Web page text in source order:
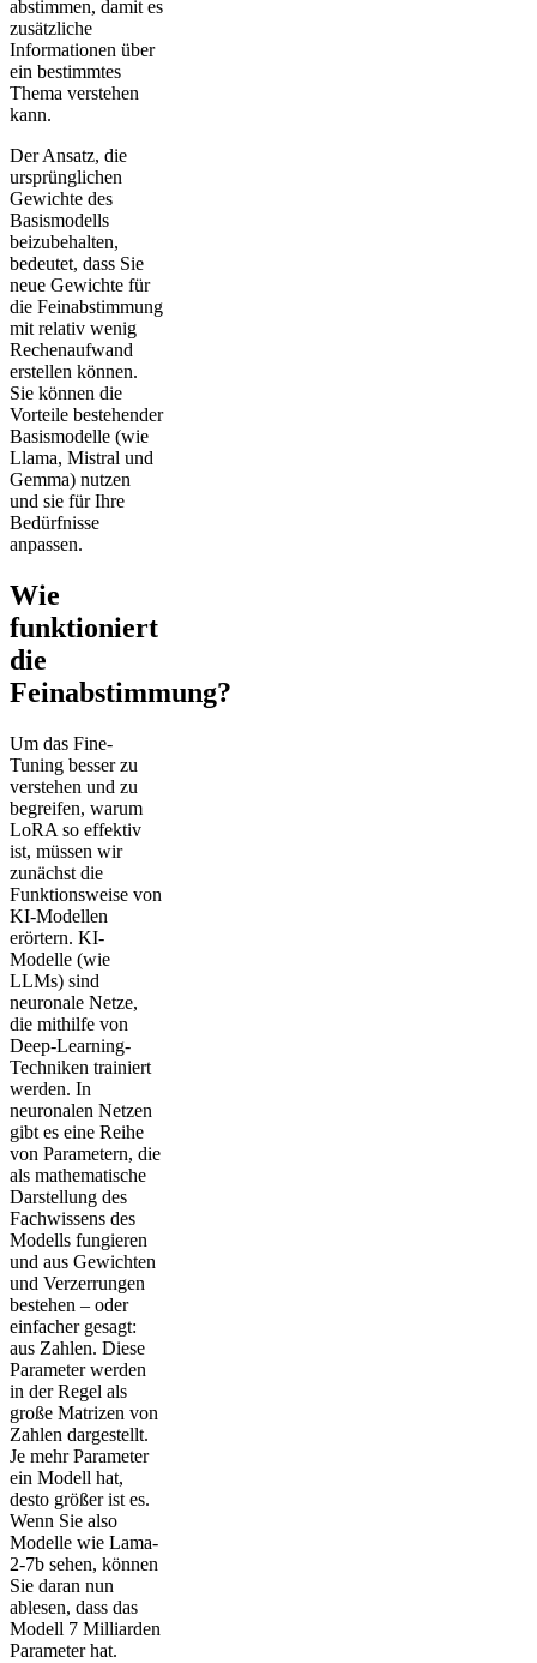
abstimmen, damit es
zusätzliche
Informationen über
ein bestimmtes
Thema verstehen
kann.
Der Ansatz, die
ursprünglichen
Gewichte des
Basismodells
beizubehalten,
bedeutet, dass Sie
neue Gewichte für
die Feinabstimmung
mit relativ wenig
Rechenaufwand
erstellen können.
Sie können die
Vorteile bestehender
Basismodelle (wie
Llama, Mistral und
Gemma) nutzen
und sie für Ihre
Bedürfnisse
anpassen.
Wie
funktioniert
die
Feinabstimmung?
Um das Fine-
Tuning besser zu
verstehen und zu
begreifen, warum
LoRA so effektiv
ist, müssen wir
zunächst die
Funktionsweise von
KI-Modellen
erörtern. KI-
Modelle (wie
LLMs) sind
neuronale Netze,
die mithilfe von
Deep-Learning-
Techniken trainiert
werden. In
neuronalen Netzen
gibt es eine Reihe
von Parametern, die
als mathematische
Darstellung des
Fachwissens des
Modells fungieren
und aus Gewichten
und Verzerrungen
bestehen – oder
einfacher gesagt:
aus Zahlen. Diese
Parameter werden
in der Regel als
große Matrizen von
Zahlen dargestellt.
Je mehr Parameter
ein Modell hat,
desto größer ist es.
Wenn Sie also
Modelle wie Lama-
2-7b sehen, können
Sie daran nun
ablesen, dass das
Modell 7 Milliarden
Parameter hat.